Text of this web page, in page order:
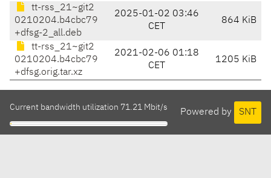
tt-rss_21~git2
0210204.b4cbc79
+dfsg-2_all.deb
2025-01-02 03:46
CET
864 KiB
tt-rss_21~git2
0210204.b4cbc79
+dfsg.orig.tar.xz
2021-02-06 01:18
CET
1205 KiB
Powered by SNT
Current bandwidth utilization 71.21 Mbit/s